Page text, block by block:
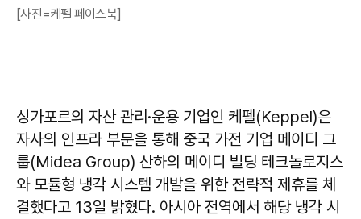
[사진=케펠 페이스북]
싱가포르의 자산 관리·운용 기업인 케펠(Keppel)은
자사의 인프라 부문을 통해 중국 가전 기업 메이디 그
룹(Midea Group) 산하의 메이디 빌딩 테크놀로지스
와 모듈형 냉각 시스템 개발을 위한 전략적 제휴를 체
결했다고 13일 밝혔다. 아시아 전역에서 해당 냉각 시